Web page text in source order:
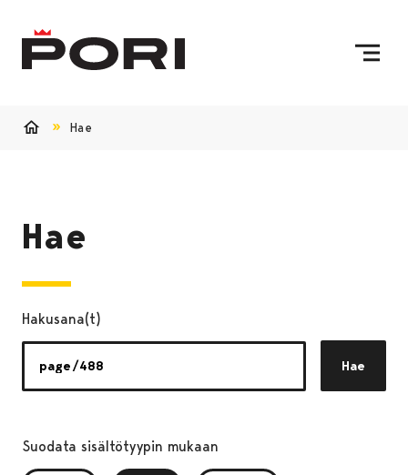
Hae
Hae
Hakusana(t)
Hae
Suodata sisältötyypin mukaan